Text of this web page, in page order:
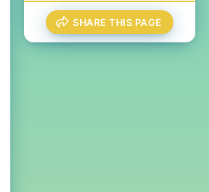
SHARE THIS PAGE